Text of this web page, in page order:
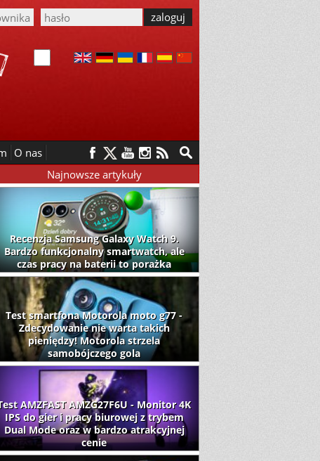
O nas
Najnowsze artykuły
Recenzja Samsung Galaxy Watch 9.
Bardzo funkcjonalny smartwatch, ale
czas pracy na baterii to porażka
Test smartfona Motorola moto g77 -
Zdecydowanie nie warta takich
pieniędzy! Motorola strzela
samobójczego gola
AMZFAST AMZG27F6U - Monitor 4K
IPS do gier i pracy biurowej z trybem
Dual Mode oraz w bardzo atrakcyjnej
cenie